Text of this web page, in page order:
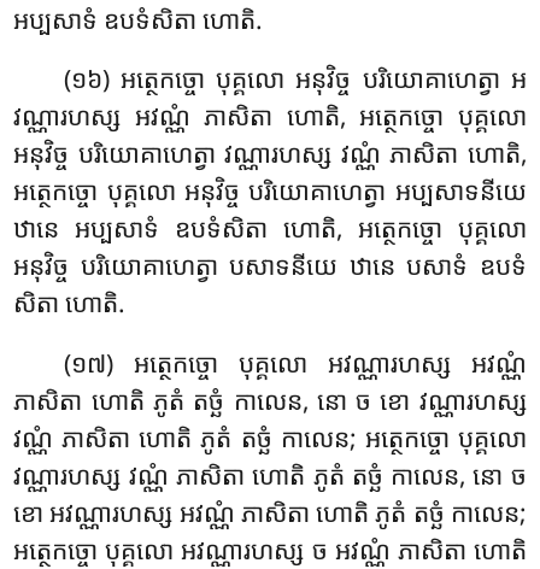
អប្បសាទំ ឧបទំសិតា ហោតិ.
(១៦) អត្ថេកច្ចោ បុគ្គលោ អនុវិច្ច បរិយោគាហេត្វា អ
វណ្ណារហស្ស អវណ្ណំ ភាសិតា ហោតិ, អត្ថេកច្ចោ បុគ្គលោ
អនុវិច្ច បរិយោគាហេត្វា វណ្ណារហស្ស វណ្ណំ ភាសិតា ហោតិ,
អត្ថេកច្ចោ បុគ្គលោ អនុវិច្ច បរិយោគាហេត្វា អប្បសាទនីយេ
ឋានេ អប្បសាទំ ឧបទំសិតា ហោតិ, អត្ថេកច្ចោ បុគ្គលោ
អនុវិច្ច បរិយោគាហេត្វា បសាទនីយេ ឋានេ បសាទំ ឧបទំ
សិតា ហោតិ.
(១៧) អត្ថេកច្ចោ បុគ្គលោ អវណ្ណារហស្ស អវណ្ណំ
ភាសិតា ហោតិ ភូតំ តច្ឆំ កាលេន, នោ ច ខោ វណ្ណារហស្ស
វណ្ណំ ភាសិតា ហោតិ ភូតំ តច្ឆំ កាលេន; អត្ថេកច្ចោ បុគ្គលោ
វណ្ណារហស្ស វណ្ណំ ភាសិតាហោតិ ភូតំ តច្ឆំ កាលេន, នោ ច
ខោ អវណ្ណារហស្ស អវណ្ណំ ភាសិតា ហោតិ ភូតំ តច្ឆំ កាលេន;
អត្ថេកច្ចោ បុគ្គលោ អវណ្ណារហស្ស ច អវណ្ណំ ភាសិតា ហោតិ